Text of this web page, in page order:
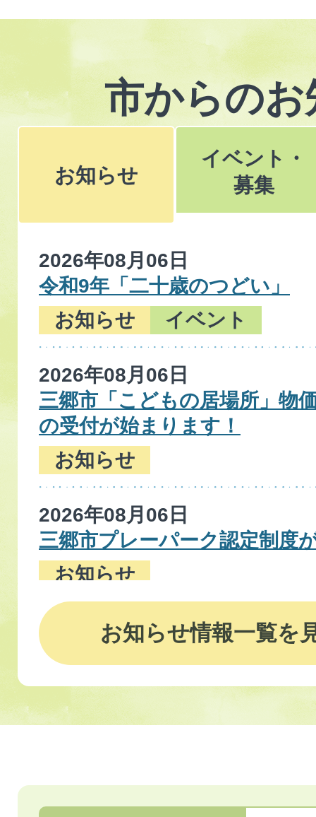
ド
ド
市からのお
お知らせ
イベント・
募集
知
ら
せ
2026年08月06日
令和9年「二十歳のつどい」
お知らせ
イベント
2026年08月06日
三郷市「こどもの居場所」物
の受付が始まります！
お知らせ
2026年08月06日
三郷市プレーパーク認定制度
お知らせ
2026年08月05日
北部図書館が大規模改修のた
報）
お知らせ
お知らせ情報一覧を